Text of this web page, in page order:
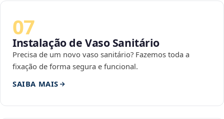
07
Instalação de Vaso Sanitário
Precisa de um novo vaso sanitário? Fazemos toda a
fixação de forma segura e funcional.
SAIBA MAIS